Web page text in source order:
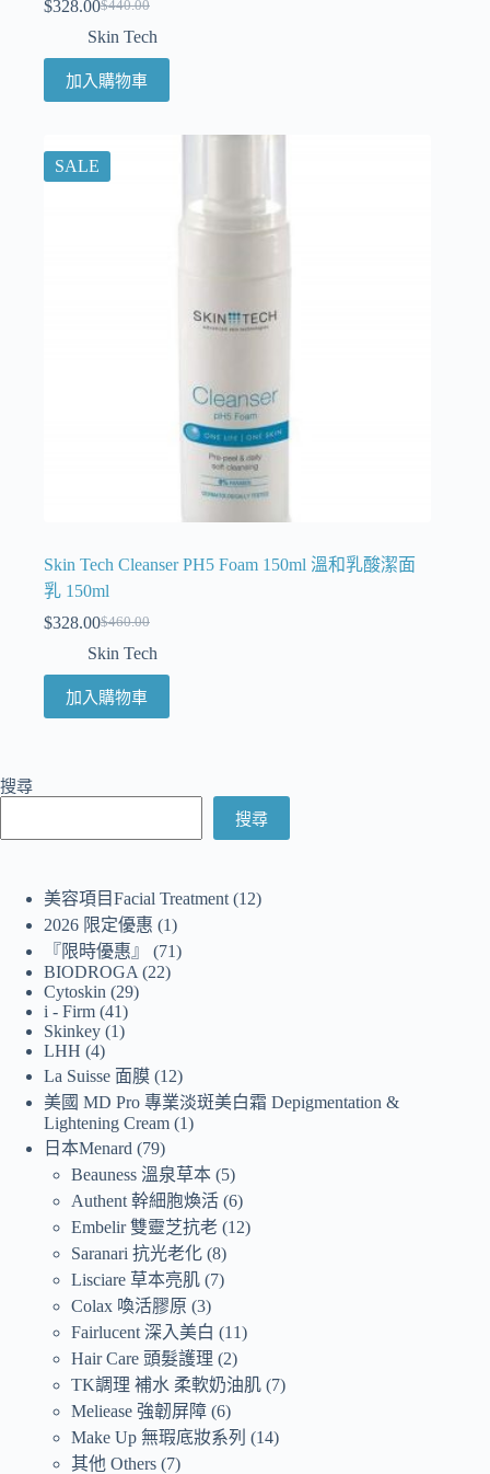
$440.00
$328.00
Skin Tech
加入購物車
SALE
Skin Tech Cleanser PH5 Foam 150ml 溫和乳酸潔面
乳 150ml
$460.00
$328.00
Skin Tech
加入購物車
搜尋
搜尋
美容項目Facial Treatment 12
2026 限定優惠
1
『限時優惠』
71
BIODROGA
22
Cytoskin
29
i - Firm 41
Skinkey 1
LHH 4
La Suisse 面膜 12
美國 MD Pro 專業淡斑美白霜 Depigmentation &
Lightening Cream 1
日本Menard
79
Beauness 溫泉草本 5
Authent 幹細胞煥活 6
Embelir 雙靈芝抗老 12
Saranari 抗光老化 8
Lisciare 草本亮肌 7
Colax 喚活膠原 3
Fairlucent 深入美白
11
Hair Care 頭髮護理
2
TK調理 補水 柔軟奶油肌 7
Meliease 強韌屏障 6
Make Up 無瑕底妝系列
14
其他 Others 7